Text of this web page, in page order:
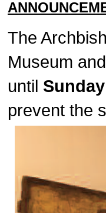
The
Museum
until Sunday
prevent the